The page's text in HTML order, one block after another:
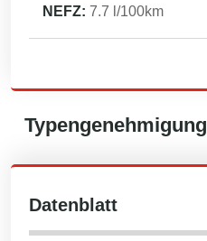
NEFZ: 7.7 l/100km
Typengenehmigung
Datenblatt